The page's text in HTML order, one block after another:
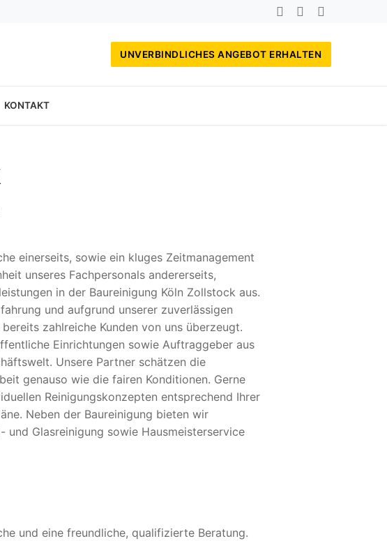
UNVERBINDLICHES ANGEBOT ERHALTEN
KONTAKT
einerseits, sowie ein kluges Zeitmanagement
unseres Fachpersonals andererseits,
in der Baureinigung Köln Zollstock aus.
und aufgrund unserer zuverlässigen
zahlreiche Kunden von uns überzeugt.
Einrichtungen sowie Auftraggeber aus
Unsere Partner schätzen die
genauso wie die fairen Konditionen. Gerne
Reinigungskonzepten entsprechend Ihrer
Neben der Baureinigung bieten wir
und Glasreinigung sowie Hausmeisterservice
und eine freundliche, qualifizierte Beratung.